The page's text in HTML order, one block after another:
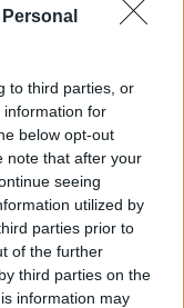
to third parties, or
information for
below opt-out
note that after your
seeing
utilized by
parties prior to
of the further
third parties on the
information may